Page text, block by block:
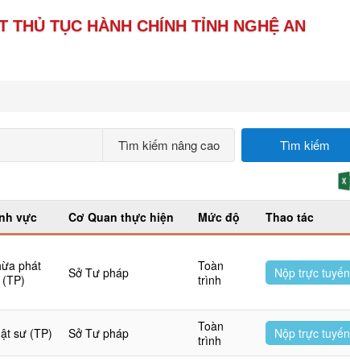
THỦ TỤC HÀNH CHÍNH TỈNH NGHỆ AN
Tìm kiếm nâng cao Tìm kiếm
vực Cơ Quan thực hiện Mức độ Thao tác
phát
(TP)
Sở Tư pháp
Toàn
trình
Nộp trực tuyến
sư (TP) Sở Tư pháp
Toàn
trình
Nộp trực tuyến